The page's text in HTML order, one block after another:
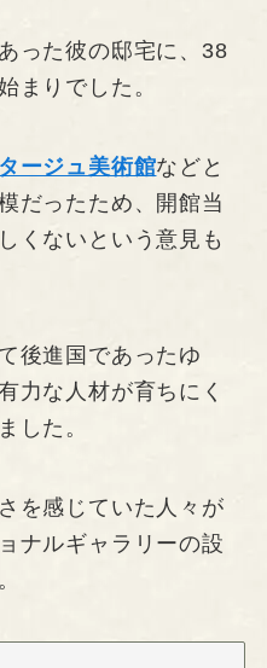
った彼の邸宅に、38
まりでした。
ージュ美術館などと
だったため、開館当
くないという意見も
後進国であったゆ
力な人材が育ちにく
した。
を感じていた人々が
ナルギャラリーの設